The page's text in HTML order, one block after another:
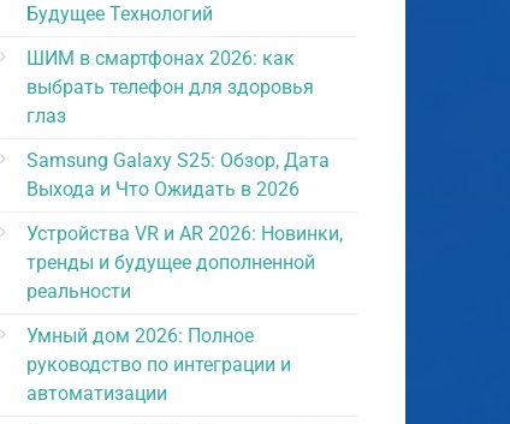
Будущее Технологий
ШИМ в смартфонах 2026: как
выбрать телефон для здоровья
глаз
Samsung Galaxy S25: Обзор, Дата
Выхода и Что Ожидать в 2026
Устройства VR и AR 2026: Новинки,
тренды и будущее дополненной
реальности
Умный дом 2026: Полное
руководство по интеграции и
автоматизации